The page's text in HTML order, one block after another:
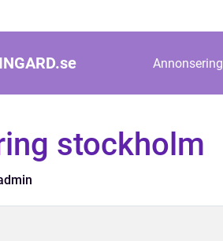
se Annonsering
stockholm